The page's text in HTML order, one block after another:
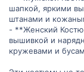
шапкой, яркими
штанами и
- **Женский
вышивкой и
кружевами и